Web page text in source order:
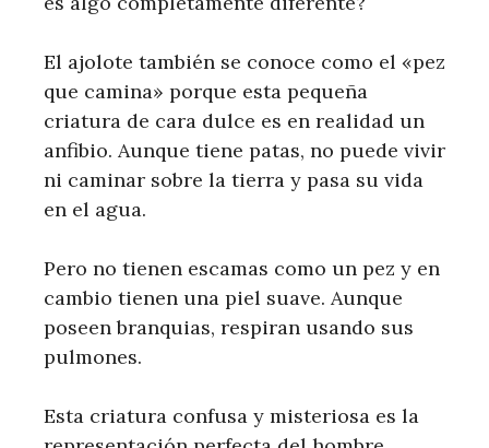
El ajolote también se conoce como el «pez
que camina» porque esta pequeña
criatura de cara dulce es en realidad un
anfibio. Aunque tiene patas, no puede vivir
ni caminar sobre la tierra y pasa su vida
en el agua.
Pero no tienen escamas como un pez y en
cambio tienen una piel suave. Aunque
poseen branquias, respiran usando sus
pulmones.
Esta criatura confusa y misteriosa es la